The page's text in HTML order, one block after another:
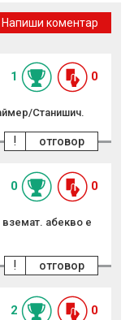
Напиши коментар
1 0
Станишич.
отговор
!
0 0
абекво е
отговор
!
2 0